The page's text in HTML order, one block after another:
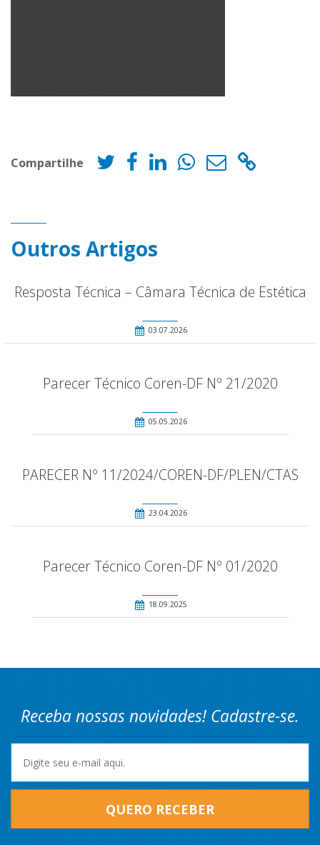
Compartilhe
Outros Artigos
Resposta Técnica – Câmara Técnica de Estética
03.07.2026
Parecer Técnico Coren-DF Nº 21/2020
05.05.2026
PARECER Nº 11/2024/COREN-DF/PLEN/CTAS
23.04.2026
Parecer Técnico Coren-DF Nº 01/2020
18.09.2025
Receba nossas novidades! Cadastre-se.
QUERO RECEBER